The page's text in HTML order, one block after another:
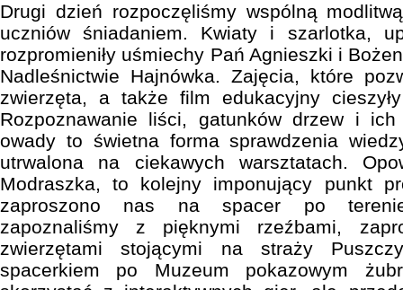
Drugi dzień rozpoczęliśmy wspólną
uczniów śniadaniem. Kwiaty i szarlotka,
rozpromieniły uśmiechy Pań Agnieszki i
Nadleśnictwie Hajnówka. Zajęcia, które
zwierzęta, a także film edukacyjny
Rozpoznawanie liści, gatunków drzew i
owady to świetna forma sprawdzenia
utrwalona na ciekawych warsztatach.
Modraszka, to kolejny imponujący punkt
zaproszono nas na spacer po
zapoznaliśmy z pięknymi rzeźbami,
zwierzętami stojącymi na straży
spacerkiem po Muzeum pokazowym